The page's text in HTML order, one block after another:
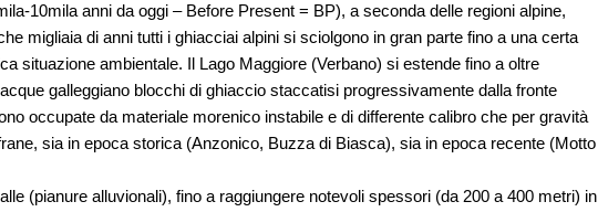
10mila anni da oggi – Before Present = BP), a seconda delle regioni alpine,
migliaia di anni tutti i ghiacciai alpini si sciolgono in gran parte fino a una certa
situazione ambientale. Il Lago Maggiore (Verbano) si estende fino a oltre
galleggiano blocchi di ghiaccio staccatisi progressivamente dalla fronte
occupate da materiale morenico instabile e di differente calibro che per gravità
sia in epoca storica (Anzonico, Buzza di Biasca), sia in epoca recente (Motto
(pianure alluvionali), fino a raggiungere notevoli spessori (da 200 a 400 metri) in